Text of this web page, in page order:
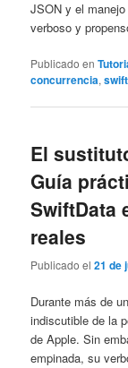
JSON y el
verboso y
Publicado en
concurrencia,swift
El
Guía
SwiftData
reales
Publicado el21 de
Durante más de
indiscutible de la
de Apple. Sin
empinada, su